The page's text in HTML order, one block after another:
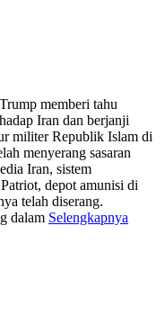
memberi tahu
Iran dan berjanji
militer Republik Islam di
menyerang sasaran
Iran, sistem
depot amunisi di
telah diserang.
dalam Selengkapnya